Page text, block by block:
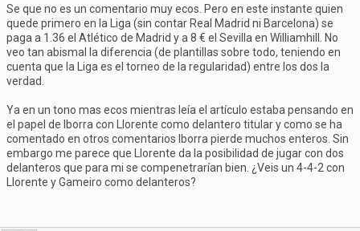
Se que no es un comentario muy ecos. Pero en este instante quien
quede primero en la Liga (sin contar Real Madrid ni Barcelona) se
paga a 1.36 el Atlético de Madrid y a 8 € el Sevilla en Williamhill. No
veo tan abismal la diferencia (de plantillas sobre todo, teniendo en
cuenta que la Liga es el torneo de la regularidad) entre los dos la
verdad.
Ya en un tono mas ecos mientras leía el artículo estaba pensando en
el papel de Iborra con Llorente como delantero titular y como se ha
comentado en otros comentarios Iborra pierde muchos enteros. Sin
embargo me parece que Llorente da la posibilidad de jugar con dos
delanteros que para mi se compenetrarían bien. ¿Veis un 4-4-2 con
Llorente y Gameiro como delanteros?